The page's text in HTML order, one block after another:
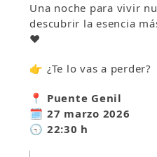
Una noche para vivir
descubrir la esencia
❤️
👉 ¿Te lo vas a perder?
📍 Puente Genil
🗓️ 27 marzo 2026
🕤 22:30 h